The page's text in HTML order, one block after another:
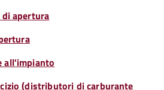
apertura
all'impianto
(distributori di carburante